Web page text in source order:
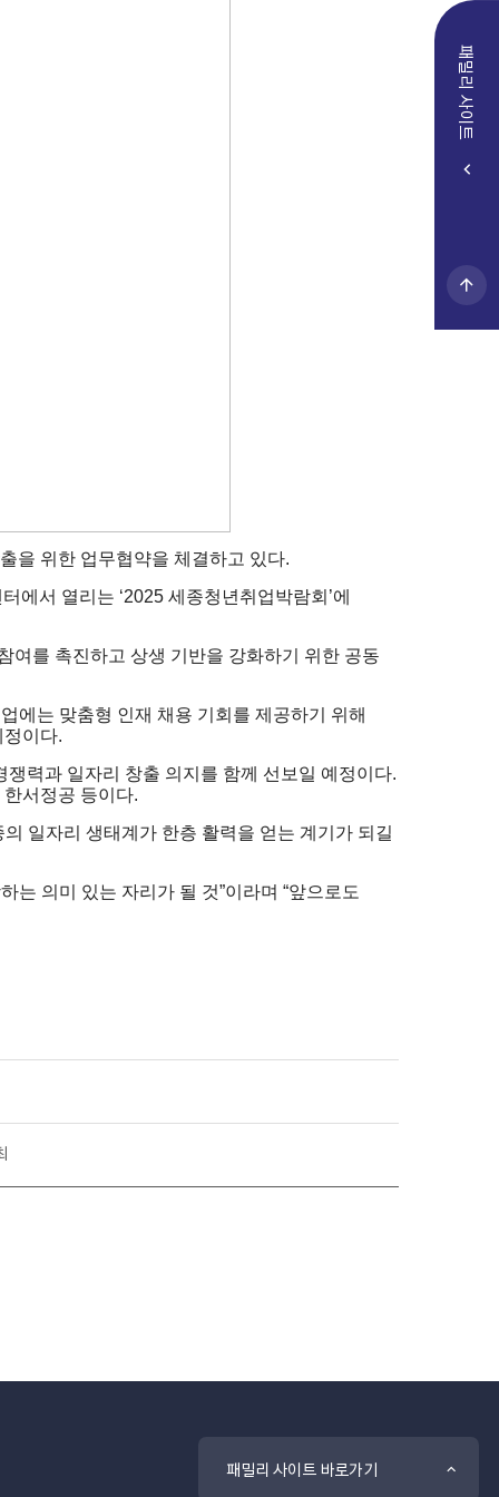
을 위한 업무협약을 체결하고 있다.
서 열리는 ‘2025 세종청년취업박람회’에
여를 촉진하고 상생 기반을 강화하기 위한 공동
에는 맞춤형 인재 채용 기회를 제공하기 위해
이다.
력과 일자리 창출 의지를 함께 선보일 예정이다.
서정공 등이다.
일자리 생태계가 한층 활력을 얻는 계기가 되길
는 의미 있는 자리가 될 것”이라며 “앞으로도
패밀리 사이트
패밀리 사이트 바로가기